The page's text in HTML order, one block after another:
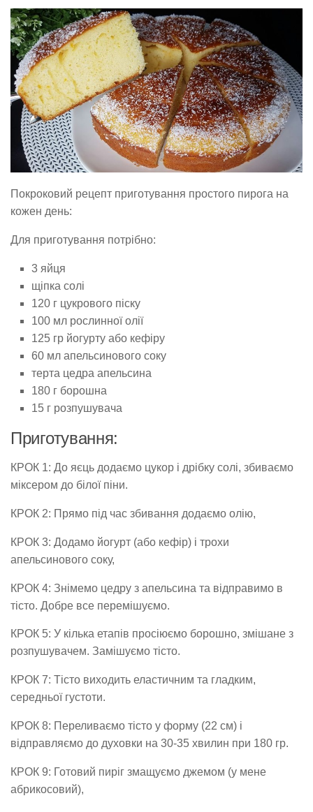
Покроковий рецепт приготування простого пирога на
кожен день:
Для приготування потрібно:
3 яйця
щіпка солі
120 г цукрового піску
100 мл рослинної олії
125 гр йогурту або кефіру
60 мл апельсинового соку
терта цедра апельсина
180 г борошна
15 г розпушувача
Приготування:
КРОК 1: До яєць додаємо цукор і дрібку солі, збиваємо
міксером до білої піни.
КРОК 2: Прямо під час збивання додаємо олію,
КРОК 3: Додамо йогурт (або кефір) і трохи
апельсинового соку,
КРОК 4: Знімемо цедру з апельсина та відправимо в
тісто. Добре все перемішуємо.
КРОК 5: У кілька етапів просіюємо борошно, змішане з
розпушувачем. Замішуємо тісто.
КРОК 7: Тісто виходить еластичним та гладким,
середньої густоти.
КРОК 8: Переливаємо тісто у форму (22 см) і
відправляємо до духовки на 30-35 хвилин при 180 гр.
КРОК 9: Готовий пиріг змащуємо джемом (у мене
абрикосовий),